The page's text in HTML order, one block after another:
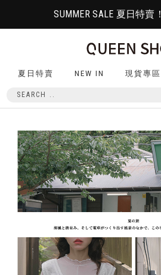
SUMMER SALE 夏日特賣
夏日特賣 NEW IN 現貨專區